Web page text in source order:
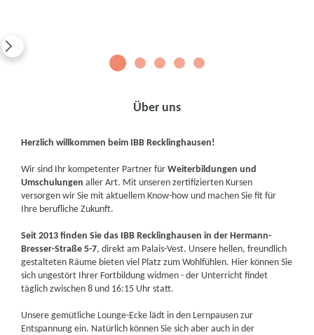
2 3 4 5
Über uns
Herzlich willkommen beim IBB Recklinghausen!
Wir sind Ihr kompetenter Partner fürWeiterbildungen und
Umschulungen aller Art. Mit unseren zertifizierten Kursen
versorgen wir Sie mit aktuellem Know-how und machen Sie fit für
Ihre berufliche Zukunft.
Seit 2013 finden Sie das IBB Recklinghausen in der Hermann-
Bresser-Straße 5-7, direkt am Palais-Vest. Unsere hellen, freundlich
gestalteten Räume bieten viel Platz zum Wohlfühlen. Hier können Sie
sich ungestört Ihrer Fortbildung widmen - der Unterricht findet
täglich zwischen 8 und 16:15 Uhr statt.
Unsere gemütliche Lounge-Ecke lädt in den Lernpausen zur
Entspannung ein. Natürlich können Sie sich aber auch in der